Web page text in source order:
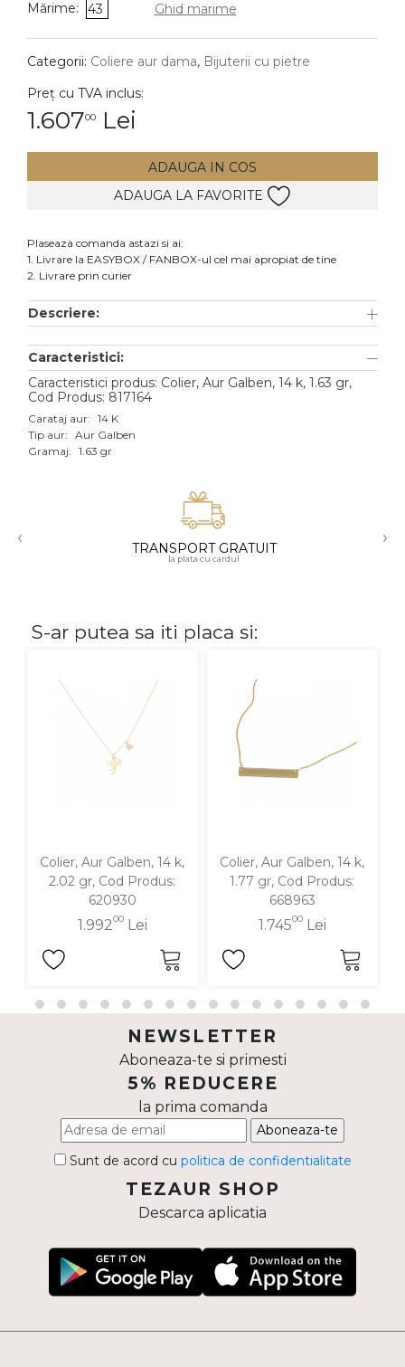
DIAMANTE Vezi toate
Cercei
Accesorii
Aur alb
Aur roz
Aur mixt
18K
Cu pietre
Diamante
Mărime: 43 Ghid marime
Categorii: Coliere aur dama, Bijuterii cu pietre
Preț cu TVA inclus:
1.60700 Lei
ADAUGA IN COS
ADAUGA LA FAVORITE
Plaseaza comanda astazi si ai:
1. Livrare la EASYBOX / FANBOX-ul cel mai apropiat de tine
2. Livrare prin curier
Descriere:
Caracteristici:
Caracteristici produs: Colier, Aur Galben, 14 k, 1.63 gr,
Cod Produs: 817164
Carataj aur: 14 K
Tip aur: Aur Galben
Gramaj: 1.63 gr
‹ TRANSPORT GRATUIT
la plata cu cardul
›
S-ar putea sa iti placa si:
Colier, Aur Galben, 14 k,
2.02 gr, Cod Produs:
620930
1.99200Lei
Colier, Aur Galben, 14 k,
1.77 gr, Cod Produs:
668963
1.74500Lei
NEWSLETTER
Aboneaza-te si primesti
5% REDUCERE
la prima comanda
Aboneaza-te
Sunt de acord cu politica de confidentialitate
TEZAUR SHOP
Descarca aplicatia